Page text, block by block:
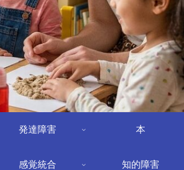
発達障害 本
感覚統合 知的障害